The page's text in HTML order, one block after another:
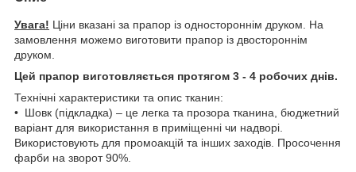
Увага! Ціни вказані за прапор із одностороннім друком. На
замовлення можемо виготовити прапор із двостороннім
друком.
Цей прапор виготовляється протягом 3 - 4 робочих днів.
Технічні характеристики та опис тканин:
• Шовк (підкладка) – це легка та прозора тканина, бюджетний
варіант для використання в приміщенні чи надворі.
Використовують для промоакцій та інших заходів. Просочення
фарби на зворот 90%.